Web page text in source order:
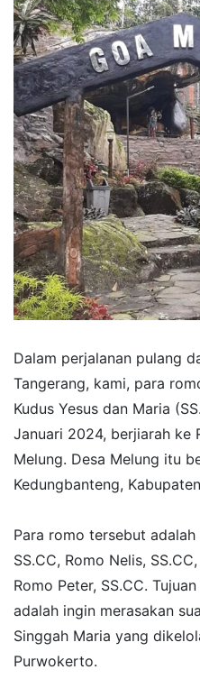
Dalam perjalanan pulang
Tangerang, kami, para
Kudus Yesus dan Maria
Januari 2024, berjiarah ke
Melung. Desa Melung itu
Kedungbanteng,
Para romo tersebut
SS.CC, Romo Nelis,
Romo Peter, SS.CC.
adalah ingin merasakan
Singgah Maria yang
Purwokerto.